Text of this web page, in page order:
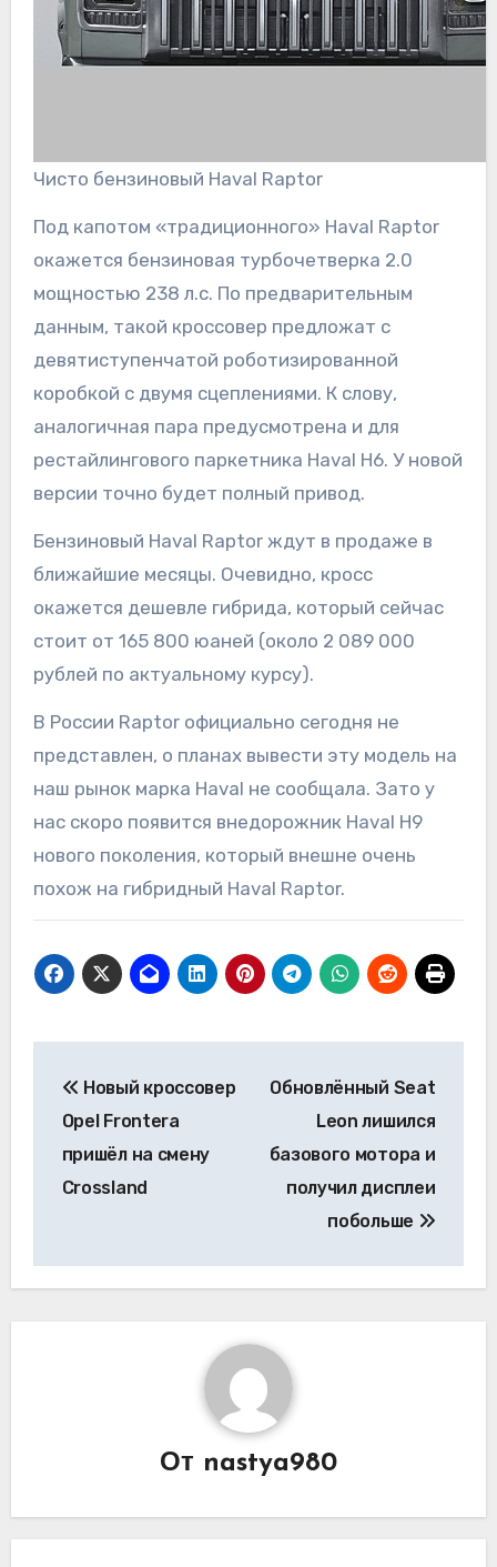
Чисто бензиновый Haval Raptor
Под капотом «традиционного» Haval Raptor
окажется бензиновая турбочетверка 2.0
мощностью 238 л.с. По предварительным
данным, такой кроссовер предложат с
девятиступенчатой роботизированной
коробкой с двумя сцеплениями. К слову,
аналогичная пара предусмотрена и для
рестайлингового паркетника Haval H6. У новой
версии точно будет полный привод.
Бензиновый Haval Raptor ждут в продаже в
ближайшие месяцы. Очевидно, кросс
окажется дешевле гибрида, который сейчас
стоит от 165 800 юаней (около 2 089 000
рублей по актуальному курсу).
В России Raptor официально сегодня не
представлен, о планах вывести эту модель на
наш рынок марка Haval не сообщала. Зато у
нас скоро появится внедорожник Haval H9
нового поколения, который внешне очень
похож на гибридный Haval Raptor.
по
записям
Новый кроссовер
Opel Frontera
пришёл на смену
Crossland
Обновлённый Seat
Leon лишился
базового мотора и
получил дисплеи
побольше
От nastya980